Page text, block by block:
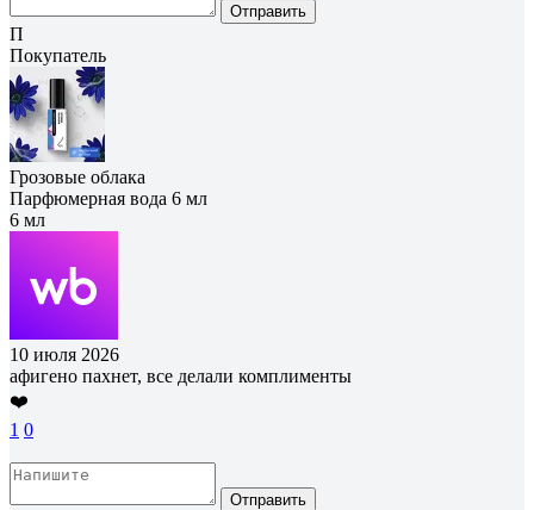
Отправить
П
Покупатель
Грозовые облака
Парфюмерная вода 6 мл
6 мл
10 июля 2026
афигено пахнет, все делали комплименты
❤️
1 0
Отправить